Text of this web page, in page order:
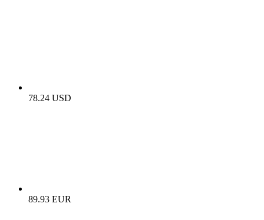
78.24 USD
89.93 EUR